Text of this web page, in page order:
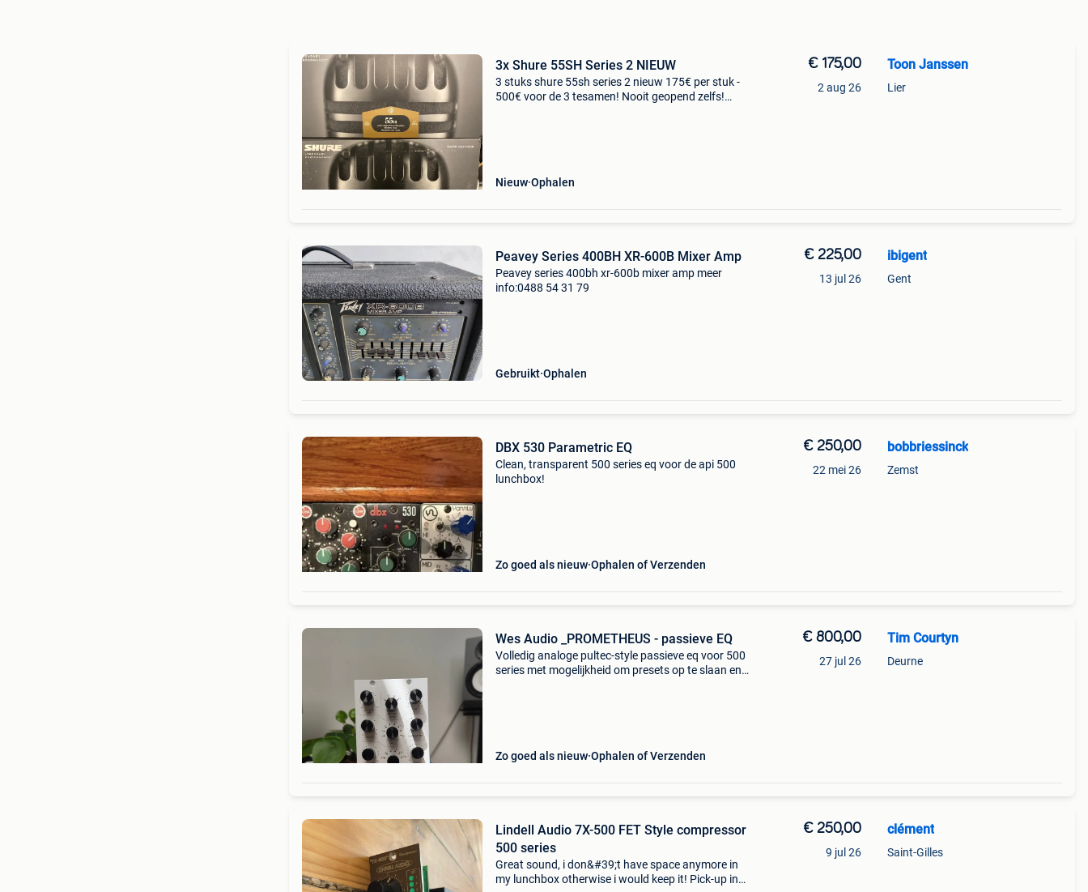
3x Shure 55SH Series 2 NIEUW
3 stuks shure 55sh series 2 nieuw 175€ per stuk -
500€ voor de 3 tesamen! Nooit geopend zelfs!
Nieuw Ophalen
€ 175,00
2 aug 26
Toon Janssen
Lier
Peavey Series 400BH XR-600B Mixer Amp
Peavey series 400bh xr-600b mixer amp meer
info:0488 54 31 79
Gebruikt Ophalen
€ 225,00
13 jul 26
ibigent
Gent
DBX 530 Parametric EQ
Clean, transparent 500 series eq voor de api 500
lunchbox!
Zo goed als nieuw Ophalen of Verzenden
€ 250,00
22 mei 26
bobbriessinck
Zemst
Wes Audio _PROMETHEUS - passieve EQ
Volledig analoge pultec-style passieve eq voor 500
series met mogelijkheid om presets op te slaan en
Zo goed als nieuw Ophalen of Verzenden
€ 800,00
27 jul 26
Tim Courtyn
Deurne
Lindell Audio 7X-500 FET Style compressor
500 series
Great sound, i don&#39;t have space anymore in
my lunchbox otherwise i would keep it! Pick-up in
€ 250,00
9 jul 26
clément
Saint-Gilles